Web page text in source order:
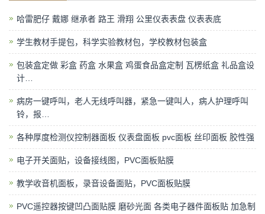
哈雷肥仔 戴娜 继承者 路王 滑翔 公里仪表表盘 仪表表底
学生教材手提包，科学实验教材包，学校教材包装盒
包装盒定做 彩盒 药盒 水果盒 鸡蛋食品盒定制 瓦楞纸盒 礼品盒设
计…
病房一键呼叫，老人无线呼叫器，紧急一键叫人，病人护理呼叫
铃，报…
各种厚度检测仪控制器面板 仪表盘面板 pvc面板 丝印面板 胶性强
电子开关面贴，设备接线图，PVC面板贴膜
教学收音机面板，录音设备面贴，PVC面板贴膜
PVC遥控器按键凹凸面贴膜 磨砂光面 各类电子器件面板贴 加急制